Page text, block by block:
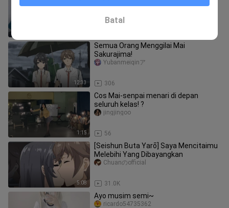
12:33
Semua Orang Menggilai Mai
Sakurajima!
306
Yubanmeiqinア
1:15
Cos Mai-senpai menari di depan
seluruh kelas! ?
56
jingjingoo
5:08
[Seishun Buta Yarō] Saya Mencitaimu
Melebihi Yang Dibayangkan
31.0K
Chuanのofficial
Ayo musim semi~
ricardo54735362
Batal